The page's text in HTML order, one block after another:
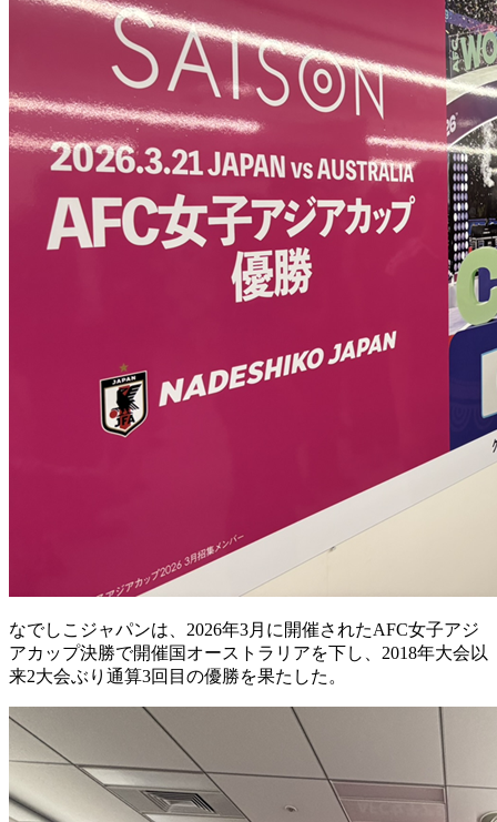
なでしこジャパンは、2026年3月に開催されたAFC女子アジ
アカップ決勝で開催国オーストラリアを下し、2018年大会以
来2大会ぶり通算3回目の優勝を果たした。